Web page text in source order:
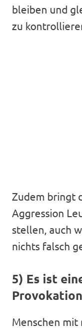
bleiben und
zu
Zudem bringt
Aggression
stellen, auch
nichts falsch
5) Es ist
Provokation
Menschen mit